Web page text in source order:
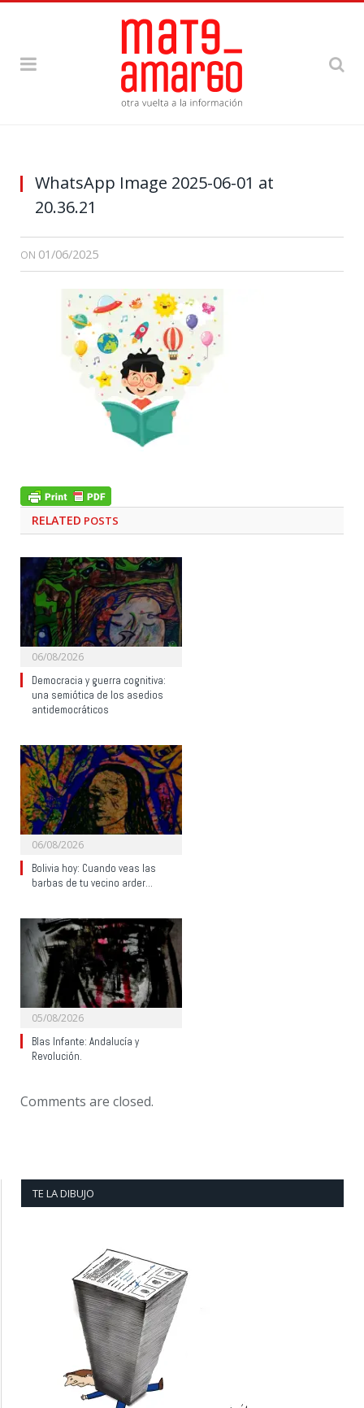
WhatsApp Image 2025-06-01 at
20.36.21
ON 01/06/2025
RELATED POSTS
06/08/2026
Democracia y guerra cognitiva:
una semiótica de los asedios
antidemocráticos
06/08/2026
Bolivia hoy: Cuando veas las
barbas de tu vecino arder…
05/08/2026
Blas Infante: Andalucía y
Revolución.
Comments are closed.
TE LA DIBUJO